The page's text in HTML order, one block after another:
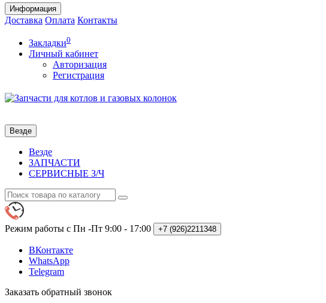
Информация
Доставка Оплата Контакты
Закладки0
Личный кабинет
Авторизация
Регистрация
Везде
Везде
ЗАПЧАСТИ
СЕРВИСНЫЕ З/Ч
Режим работы с Пн -Пт 9:00 - 17:00 +7 (926)2211348
ВКонтакте
WhatsApp
Telegram
Заказать обратный звонок